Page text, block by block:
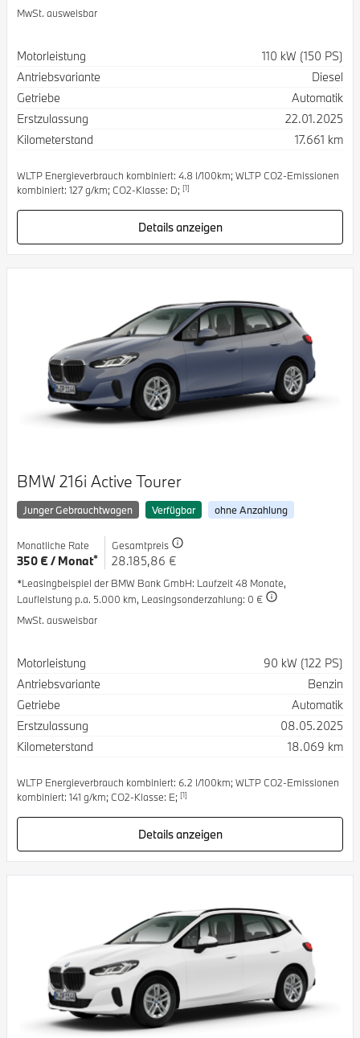
MwSt. ausweisbar
Spezifikation
Motorleistung
110 kW (150 PS)
Antriebsvariante
Diesel
Getriebe
Automatik
Erstzulassung
22.01.2025
Kilometerstand
17.661 km
WLTP Energieverbrauch kombiniert: 4.8 l/100km; WLTP CO2-Emissionen
kombiniert: 127 g/km; CO2-Klasse: D; [1]
Details anzeigen
BMW 216i Active Tourer
Junger Gebrauchtwagen Verfügbar ohne Anzahlung
Monatliche Rate
350 € / Monat*
Gesamtpreis
28.185,86 €
*Leasingbeispiel der BMW Bank GmbH: Laufzeit 48 Monate,
Laufleistung p.a. 5.000 km, Leasingsonderzahlung: 0 €
MwSt. ausweisbar
Spezifikation
Motorleistung
90 kW (122 PS)
Antriebsvariante
Benzin
Getriebe
Automatik
Erstzulassung
08.05.2025
Kilometerstand
18.069 km
WLTP Energieverbrauch kombiniert: 6.2 l/100km; WLTP CO2-Emissionen
kombiniert: 141 g/km; CO2-Klasse: E; [1]
Details anzeigen